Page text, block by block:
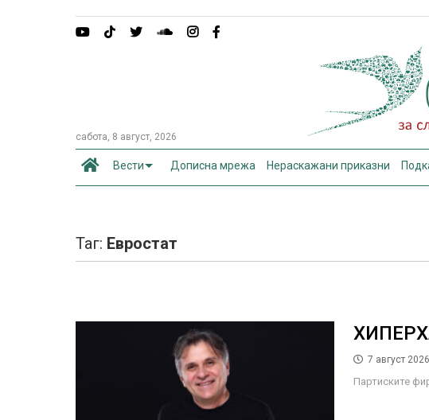
сабота, 8 август, 2026
Вести Дописна мрежа Нераскажани приказни
Таг: Евростат
7 август 2026
Партиските